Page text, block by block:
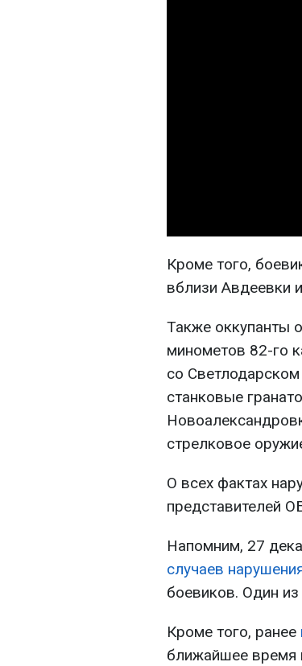
Кроме того,
вблизи Авдеевки
Также оккупанты
минометов 82-го
со
станковые
стрелковое
О всех фактах
представителей
Напомним, 27
случаев
боевиков. Один
Кроме того, ранее
ближайшее время